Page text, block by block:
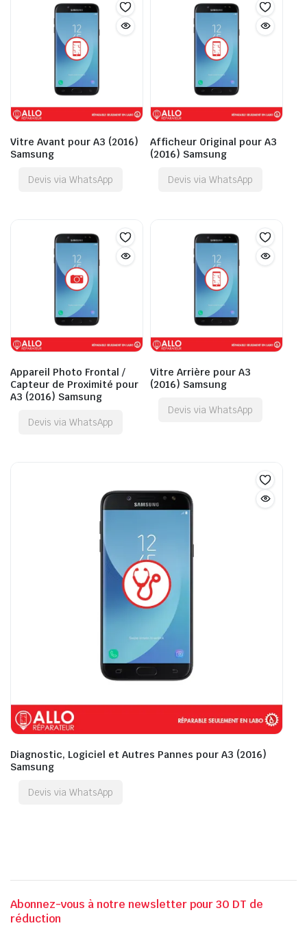
Vitre Avant pour A3 (2016)
Samsung
Devis via WhatsApp
Afficheur Original pour A3
(2016) Samsung
Devis via WhatsApp
Appareil Photo Frontal /
Capteur de Proximité pour
A3 (2016) Samsung
Devis via WhatsApp
Vitre Arrière pour A3
(2016) Samsung
Devis via WhatsApp
Diagnostic, Logiciel et Autres Pannes pour A3 (2016)
Samsung
Devis via WhatsApp
Abonnez-vous à notre newsletter pour 30 DT de
réduction